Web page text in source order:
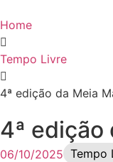
Home
Tempo Livre
4ª edição da Meia
4ª edição
06/10/2025 Tempo